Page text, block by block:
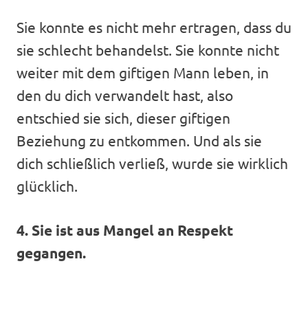
Sie konnte es nicht mehr ertragen, dass du
sie schlecht behandelst. Sie konnte nicht
weiter mit dem giftigen Mann leben, in
den du dich verwandelt hast, also
entschied sie sich, dieser giftigen
Beziehung zu entkommen. Und als sie
dich schließlich verließ, wurde sie wirklich
glücklich.
4. Sie ist aus Mangel an Respekt
gegangen.